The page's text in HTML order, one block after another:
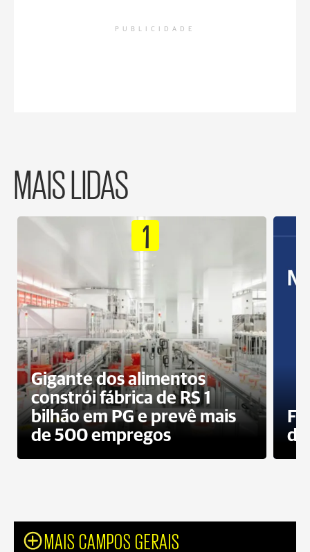
PUBLICIDADE
MAIS LIDAS
1
Gigante dos alimentos
constrói fábrica de RS 1
bilhão em PG e prevê mais
de 500 empregos
MAIS CAMPOS GERAIS